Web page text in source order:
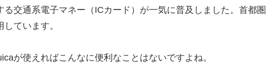
る交通系電子マネー（ICカード）が一気に普及しました。首都圏
ています。
が使えればこんなに便利なことはないですよね。